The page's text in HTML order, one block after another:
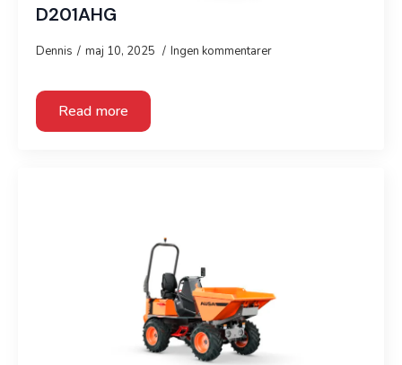
D201AHG
Dennis maj 10, 2025 Ingen kommentarer
Read more